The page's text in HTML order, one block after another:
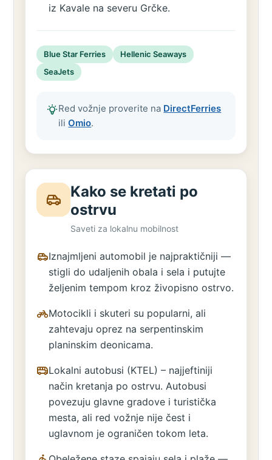
iz Kavale na severu Grčke.
Blue Star Ferries
Hellenic Seaways
SeaJets
Red vožnje proverite na DirectFerries
iliOmio.
Kako se kretati po
ostrvu
Saveti za lokalnu mobilnost
Iznajmljeni automobil je najpraktičniji —
stigli do udaljenih obala i sela i putujte
željenim tempom kroz živopisno ostrvo.
Motocikli i skuteri su popularni, ali
zahtevaju oprez na serpentinskim
planinskim deonicama.
Lokalni autobusi (KTEL) – najjeftiniji
način kretanja po ostrvu. Autobusi
povezuju glavne gradove i turistička
mesta, ali red vožnje nije čest i
uglavnom je ograničen tokom leta.